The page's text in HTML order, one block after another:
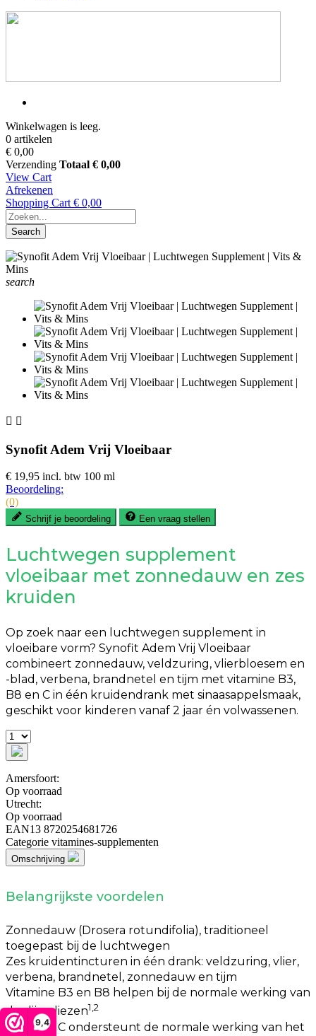
9,4
Winkelwagen is leeg.
0 artikelen
€ 0,00
Verzending Totaal € 0,00
View Cart
Afrekenen
Shopping Cart € 0,00
Search
search
 
Synofit Adem Vrij Vloeibaar
€ 19,95 incl. btw 100 ml
Beoordeling:
(0)
Schrijf je beoordeling Een vraag stellen
Luchtwegen supplement
vloeibaar met zonnedauw en zes
kruiden
Op zoek naar een luchtwegen supplement in
vloeibare vorm? Synofit Adem Vrij Vloeibaar
combineert zonnedauw, veldzuring, vlierbloesem en
-blad, verbena, brandnetel en tijm met vitamine B3,
B8 en C in één kruidendrank met sinaasappelsmaak,
geschikt voor kinderen vanaf 2 jaar én volwassenen.
Amersfoort:
Op voorraad
Utrecht:
Op voorraad
EAN13 8720254681726
Categorie vitamines-supplementen
Omschrijving
Belangrijkste voordelen
Zonnedauw (Drosera rotundifolia), traditioneel
toegepast bij de luchtwegen
Zes kruidentincturen in één drank: veldzuring, vlier,
verbena, brandnetel, zonnedauw en tijm
Vitamine B3 en B8 helpen bij de normale werking van
de slijmvliezen1,2
Vitamine C ondersteunt de normale werking van het